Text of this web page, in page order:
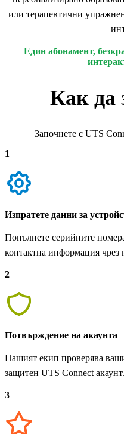
или терапевтични
Един абонамент,
Как да
Започнете с UTS
1
Изпратете данни за
Попълнете серийните
контактна информация чрез
2
Потвърждение на акаунта
Нашият екип проверява
защитен UTS Connect акаунт.
3